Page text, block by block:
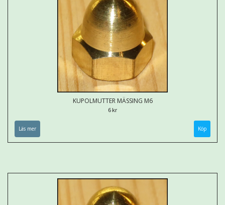
KUPOLMUTTER MÄSSING M6
6 kr
Läs mer